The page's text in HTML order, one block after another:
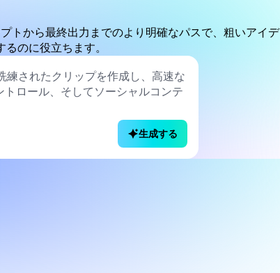
トから最終出力までのより明確なパスで、粗いアイデ
のに役立ちます。
生成する